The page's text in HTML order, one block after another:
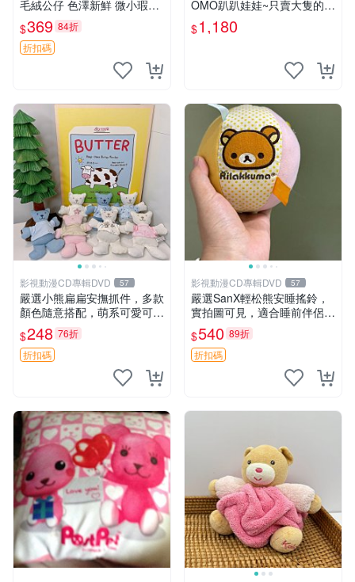
毛絨公仔 色澤新鮮 微小瑕疵
可收藏 中古 安撫熊 條紋公仔
$369 84折
折扣碼
OMO趴趴娃娃~只賣大隻的1
號~單隻價～生日禮物
$1,180
影視動漫CD專輯DVD 57
嚴選小熊扁扁安撫抓件，多款
顏色隨意搭配，萌系可愛可改
掛件 小熊安撫抓件 憶記 抓繩
孩童掛件
$248 76折
折扣碼
影視動漫CD專輯DVD 57
嚴選SanX輕松熊安睡搖鈴，
實拍圖可見，適合睡前伴侶，
Picks安撫好物 0325 懸吊 電
腦
$540 89折
折扣碼